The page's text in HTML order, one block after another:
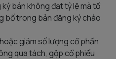
bán không đạt tỷ lệ mà tổ
bố trong bản đăng ký chào
giảm số lượng cổ phần
qua tách, gộp cổ phiếu